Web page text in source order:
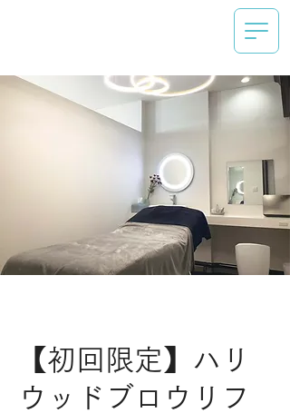
【初回限定】ハリ
ウッドブロウリフ